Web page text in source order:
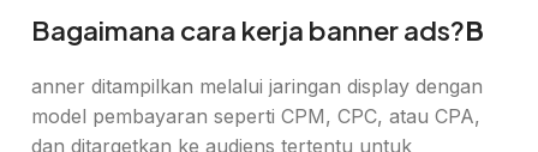
Bagaimana cara kerja banner ads?B
anner ditampilkan melalui jaringan display dengan
model pembayaran seperti CPM, CPC, atau CPA,
dan ditargetkan ke audiens tertentu untuk